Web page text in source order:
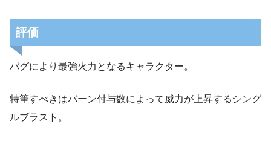
評価
バグにより最強火力となるキャラクター。
特筆すべきはバーン付与数によって威力が上昇するシング
ルブラスト。